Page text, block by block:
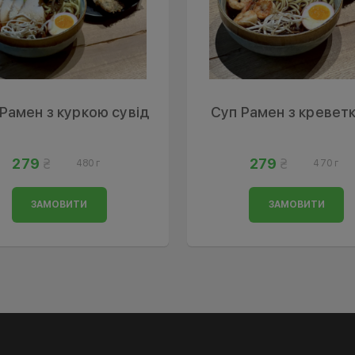
з куркою сувід
279 480 г
ЗАМОВИТИ
Суп Рамен з
279 470 г
ЗАМОВИТИ